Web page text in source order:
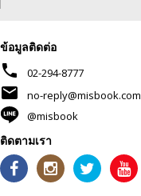
ข้อมูลติดต่อ
phone 02-294-8777
mail
no-reply@misbook.com
@misbook
ติดตามเรา